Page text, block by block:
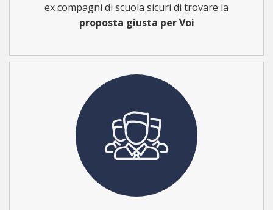
ex compagni di scuola sicuri di trovare la
proposta giusta per Voi